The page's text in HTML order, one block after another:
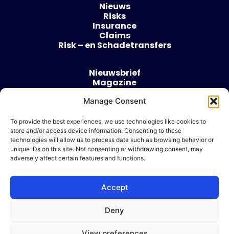
Manage Consent
To provide the best experiences, we use technologies like cookies to
store and/or access device information. Consenting to these
technologies will allow us to process data such as browsing behavior or
unique IDs on this site. Not consenting or withdrawing consent, may
adversely affect certain features and functions.
Accept
Deny
Nieuws
Risks
Insurance
Claims
Risk – en Schadetransfers
Nieuwsbrief
Magazine
Over
Algemene voorwaarden
Cookie beleid
Ik wil adverteren
© 2026 Risk & Business